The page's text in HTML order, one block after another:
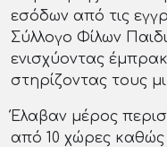
εσόδων από τις
Σύλλογο Φίλων
ενισχύοντας
στηρίζοντας τους
Έλαβαν μέρος
από 10 χώρες καθώς